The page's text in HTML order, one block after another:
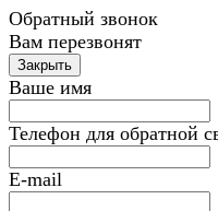
Обратный звонок
Вам перезвонят
Ваше имя
Телефон для обратной
E-mail